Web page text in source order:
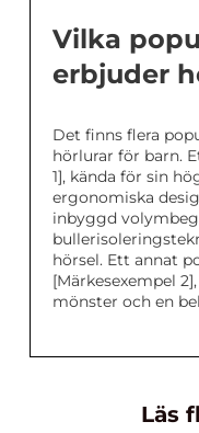
Vilka
erbjuder
Det finns flera
hörlurar för barn.
1], kända för sin
ergonomiska
inbyggd
hörsel. Ett annat
[Märkesexempel
mönster och en
Läs